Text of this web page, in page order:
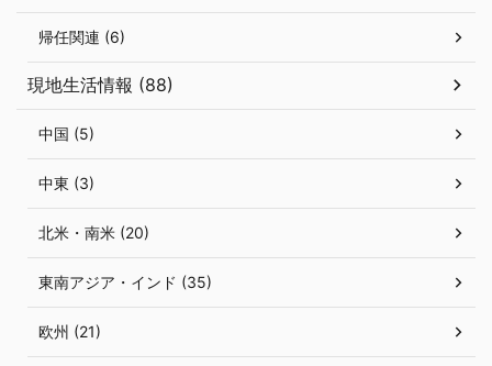
帰任関連 (6)
現地生活情報 (88)
中国 (5)
中東 (3)
北米・南米 (20)
東南アジア・インド (35)
欧州 (21)